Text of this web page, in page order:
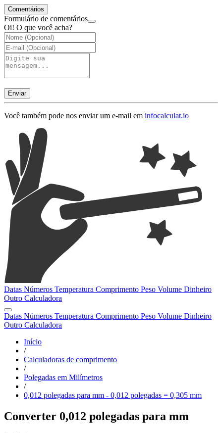
Comentários
Formulário de comentários
Oi! O que você acha?
Enviar
Você também pode nos enviar um e-mail em infocalculat.io
Datas Números Temperatura Comprimento Peso Volume Dinheiro
Outro Calculadora
Datas Números Temperatura Comprimento Peso Volume Dinheiro
Outro Calculadora
Início
/
Calculadoras de comprimento
/
Polegadas em Milímetros
/
0,012 polegadas para mm - 0,012 polegadas = 0,305 mm
Converter 0,012 polegadas para mm